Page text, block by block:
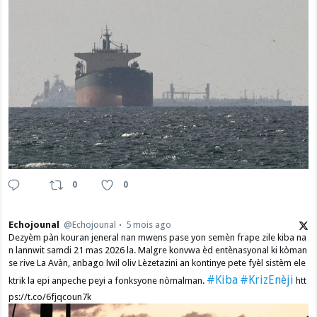
0 0
Echojounal @Echojounal
5 mois ago
Dezyèm pàn kouran jeneral nan mwens pase yon semèn frape zile kiba na
n lannwit samdi 21 mas 2026 la. Malgre konvwa èd entènasyonal ki kòman
se rive La Avàn, anbago lwil oliv Lèzetazini an kontinye pete fyèl sistèm ele
ktrik la epi anpeche peyi a fonksyone nòmalman. #Kiba #KrizEnèji htt
ps://t.co/6fjqcoun7k